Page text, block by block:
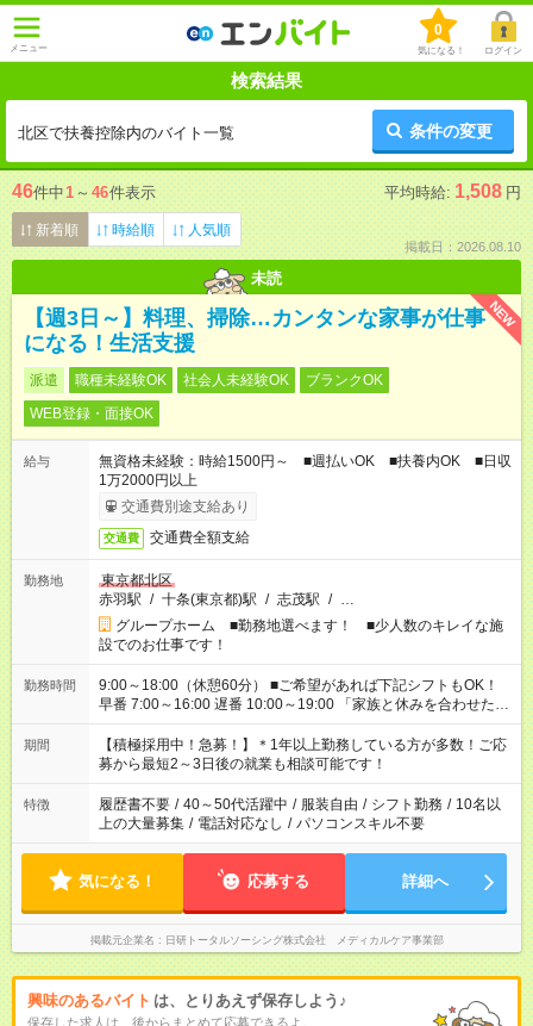
メニュー
0
気になる！ ログイン
検索結果
北区で扶養控除内のバイト一覧 条件の変更
46件中1 ～ 46件表示 平均時給: 1,508 円
新着順 時給順 人気順
掲載日：2026.08.10
未読
NEW
【週3日～】料理、掃除…カンタンな家事が仕事
になる！生活支援
派遣 職種未経験OK 社会人未経験OK
ブランクOK
WEB登録・面接OK
給与
無資格未経験：時給1500円～ ■週払いOK ■扶養内OK ■日収
1万2000円以上
交通費別途支給あり
交通費 交通費全額支給
勤務地
東京都北区
赤羽駅 / 十条(東京都)駅 / 志茂駅 / …
グループホーム ■勤務地選べます！ ■少人数のキレイな施
設でのお仕事です！
勤務時間
9:00～18:00（休憩60分） ■ご希望があれば下記シフトもOK！
早番 7:00～16:00 遅番 10:00～19:00 「家族と休みを合わせた
い」 「余裕を持って夕飯の準備がしたい」 「できれば残業はし
たくない」 など、ご希望を教えてくださいね。 ※Wワーク希望
の方へ 今ご覧のお仕事で希望する勤務時間と、もう1つのお仕事
の勤務時間。 合計で週40時間を超える場合は応募できません。
期間
【積極採用中！急募！】＊1年以上勤務している方が多数！ご応
募から最短2～3日後の就業も相談可能です！
特徴 履歴書不要 / 40～50代活躍中 / 服装自由 / シフト勤務 / 10名以
上の大量募集 / 電話対応なし / パソコンスキル不要
気になる！ 応募する 詳細へ
掲載元企業名 日研トータルソーシング株式会社 メディカルケア事業部
興味のあるバイト は、とりあえず保存しよう♪
保存した求人は、後からまとめて応募できるよ。